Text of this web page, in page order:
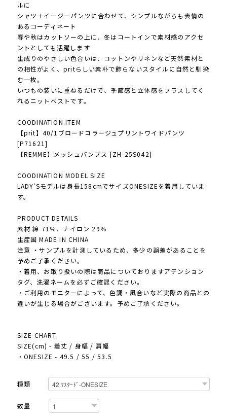
ルに
シャツ＋イージーパンツに合わせて、シンプルながらも表情の
あるコーディネート
春や秋はカットソーの上に、冬はコートインで素材感のアクセ
ントとしても活躍します
生成りのやさしい色合いは、コットンやリネンなど天然素材と
の相性がよく、pritらしい素朴で飾らないスタイルに自然と馴染
む一枚。
いつもの装いに重ねるだけで、季節感と立体感をプラスしてく
れるニットベストです。
COODINATION ITEM
【prit】40/1ブロードコラージュプリントワイドパンツ
[P71621]
【REMME】メッシュパンプス [ZH-25S042]
COODINATION MODEL SIZE
LADY'Sモデルは身長158cmでサイズONESIZEを着用していま
す。
PRODUCT DETAILS
素材 綿 71％、ナイロン 29％
生産国 MADE IN CHINA
注意 ・サンプルを計測しているため、多少の誤差があることを
予めご了承ください。
・着用、お取り扱いの際は商品についておりますアテンション
タグ、洗濯ネームを必ずご確認ください。
・ご利用のモニターによって、色調・風合いなど実際の商品との
違いが生じる場合がございます。予めご了承ください。
SIZE CHART
SIZE(cm) - 着丈 / 身幅 / 肩幅
・ONESIZE - 49.5 / 55 / 53.5
種類
数量